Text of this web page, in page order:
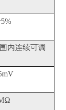
5%
内连续可调
Ω